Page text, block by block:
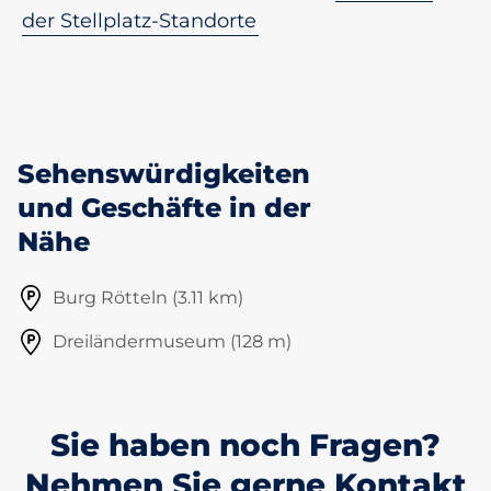
der Stellplatz-Standorte
Sehenswürdigkeiten
und Geschäfte in der
Nähe
Burg Rötteln (3.11 km)
Dreiländermuseum (128 m)
Sie haben noch Fragen?